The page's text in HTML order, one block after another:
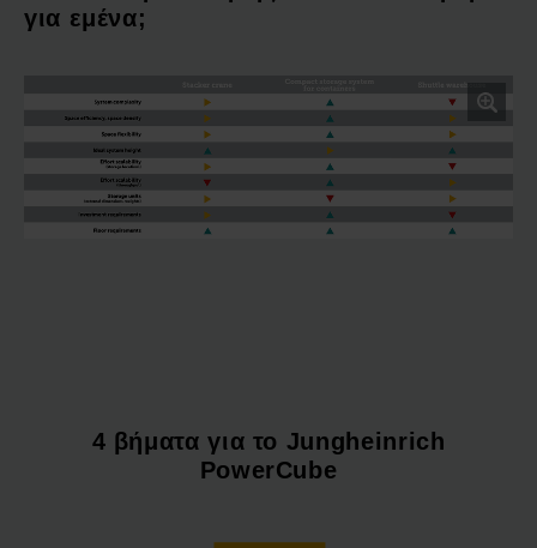
για εμένα;
4 βήματα για το Jungheinrich
PowerCube